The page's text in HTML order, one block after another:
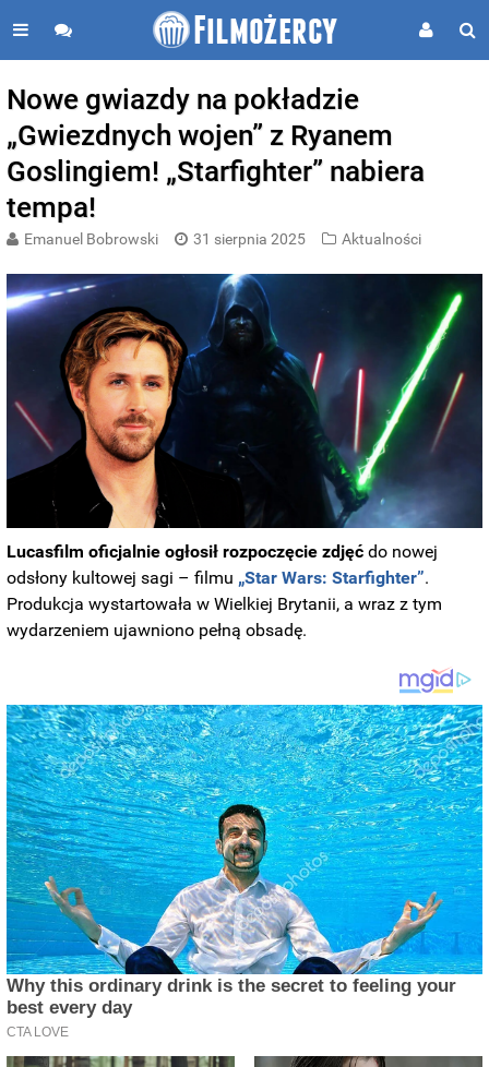
Nowe gwiazdy na pokładzie
„Gwiezdnych wojen” z Ryanem
Goslingiem! „Starfighter” nabiera
tempa!
Emanuel Bobrowski 31 sierpnia 2025 Aktualności
Lucasfilm oficjalnie ogłosił rozpoczęcie zdjęć do nowej
odsłony kultowej sagi – filmu „Star Wars: Starfighter”.
Produkcja wystartowała w Wielkiej Brytanii, a wraz z tym
wydarzeniem ujawniono pełną obsadę.